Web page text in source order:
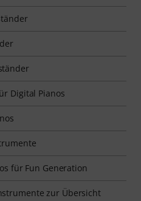
Digital Pianos
für Fun Generation
zur Übersicht